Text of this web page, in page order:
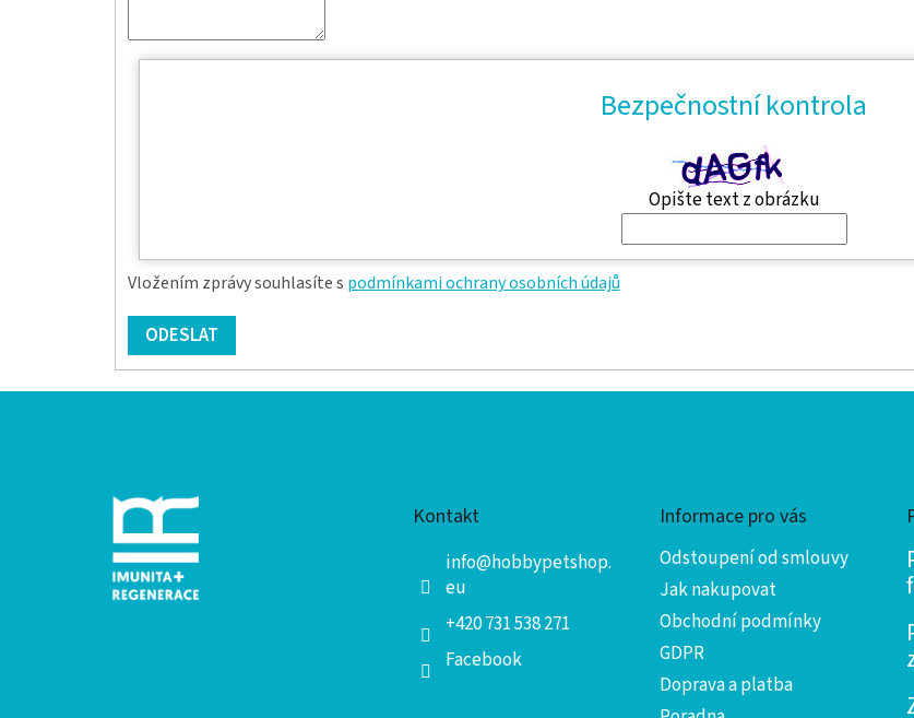
Bezpečnostní kontrola
Opište text z obrázku
Vložením zprávy souhlasíte s podmínkami ochrany osobních údajů
ODESLAT
Z
Kontakt
info@hobbypetshop.
eu
+420 731 538 271
Facebook
Informace pro vás
Odstoupení od smlouvy
Jak nakupovat
Obchodní podmínky
GDPR
Doprava a platba